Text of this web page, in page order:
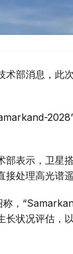
术部消息，此
部表示，卫星
接处理高光谱
，
长状况评估，